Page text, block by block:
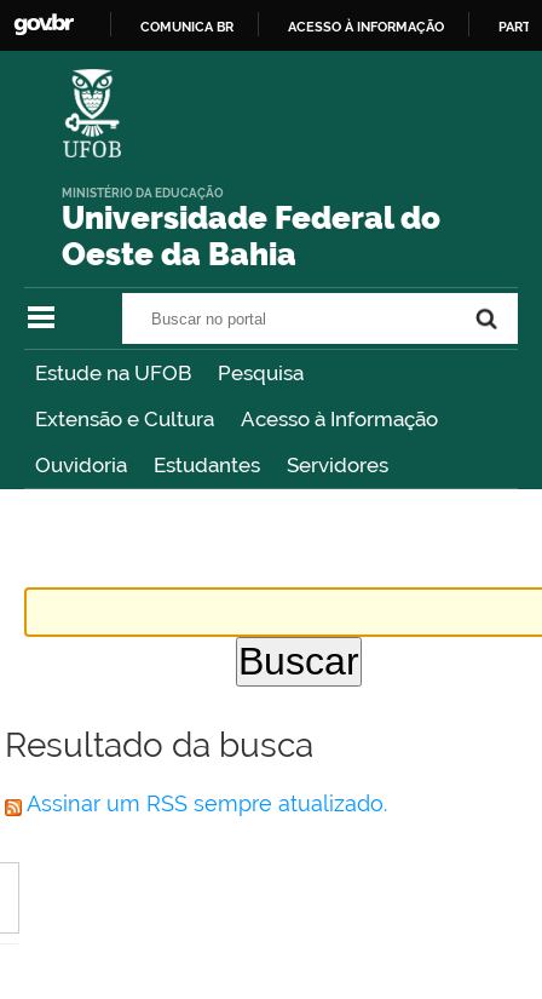
COMUNICA BR ACESSO À INFORMAÇÃO
Universidade Federal do
Oeste da Bahia
MINISTÉRIO DA EDUCAÇÃO
Estude na UFOB
Pesquisa
Extensão e Cultura
Acesso à Informação
Ouvidoria
Estudantes Servidores
Resultado da busca
Assinar um RSS sempre atualizado.